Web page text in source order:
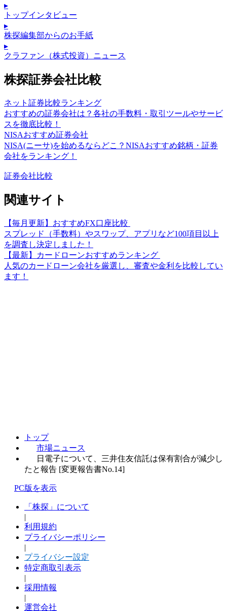
▸
トップインタビュー
▸
株探編集部からのお手紙
▸
クラファン（株式投資）ニュース
株探証券会社比較
ネット証券比較ランキング
おすすめの証券会社は？各社の手数料・取引ツールやサービ
スを徹底比較！
NISAおすすめ証券会社
NISA(ニーサ)を始めるならどこ？NISAおすすめ銘柄・証券
会社をランキング！
証券会社比較
関連サイト
【毎月更新】おすすめFX口座比較
スプレッド（手数料）やスワップ、アプリなど100項目以上
を調査し決定しました！
【最新】カードローンおすすめランキング
人気のカードローン会社を厳選し、審査や金利を比較してい
ます！
トップ
市場ニュース
日電子について、三井住友信託は保有割合が減少し
たと報告 [変更報告書No.14]
PC版を表示
「株探」について
|
利用規約
プライバシーポリシー
|
プライバシー設定
特定商取引表示
|
採用情報
|
運営会社